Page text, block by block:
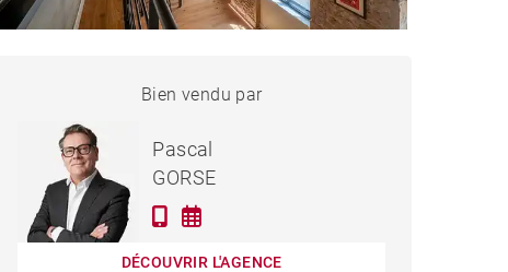
APPARTEMENT LYON -
Bien vendu par
Pascal
GORSE
DÉCOUVRIR L'AGENCE